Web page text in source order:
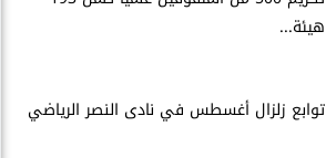
هيئة...
توابع زلزال أغسطس في نادى النصر الرياضي